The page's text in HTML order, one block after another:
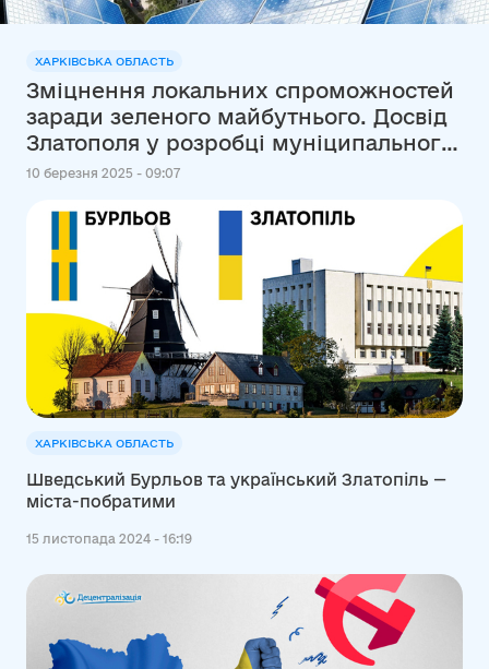
ХАРКІВСЬКА ОБЛАСТЬ
Зміцнення локальних спроможностей
заради зеленого майбутнього. Досвід
Златополя у розробці муніципального
енергетичного плану
10 березня 2025 - 09:07
ХАРКІВСЬКА ОБЛАСТЬ
Шведський Бурльов та український Златопіль —
міста-побратими
15 листопада 2024 - 16:19